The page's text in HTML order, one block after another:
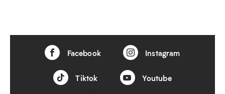
Facebook Instagram
Tiktok Youtube